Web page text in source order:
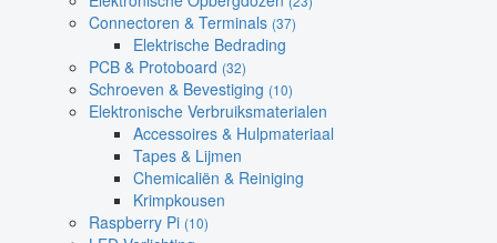
Connectoren & Terminals (37)
Elektrische Bedrading
PCB & Protoboard (32)
Schroeven & Bevestiging (10)
Elektronische Verbruiksmaterialen
Accessoires & Hulpmateriaal
Tapes & Lijmen
Chemicaliën & Reiniging
Krimpkousen
Raspberry Pi (10)